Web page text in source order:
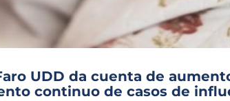
UDD da cuenta de
continuo de casos de